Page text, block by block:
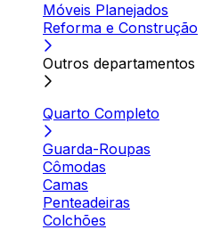
Móveis Planejados
Reforma e Construção
Outros departamentos
Quarto Completo
Guarda-Roupas
Cômodas
Camas
Penteadeiras
Colchões